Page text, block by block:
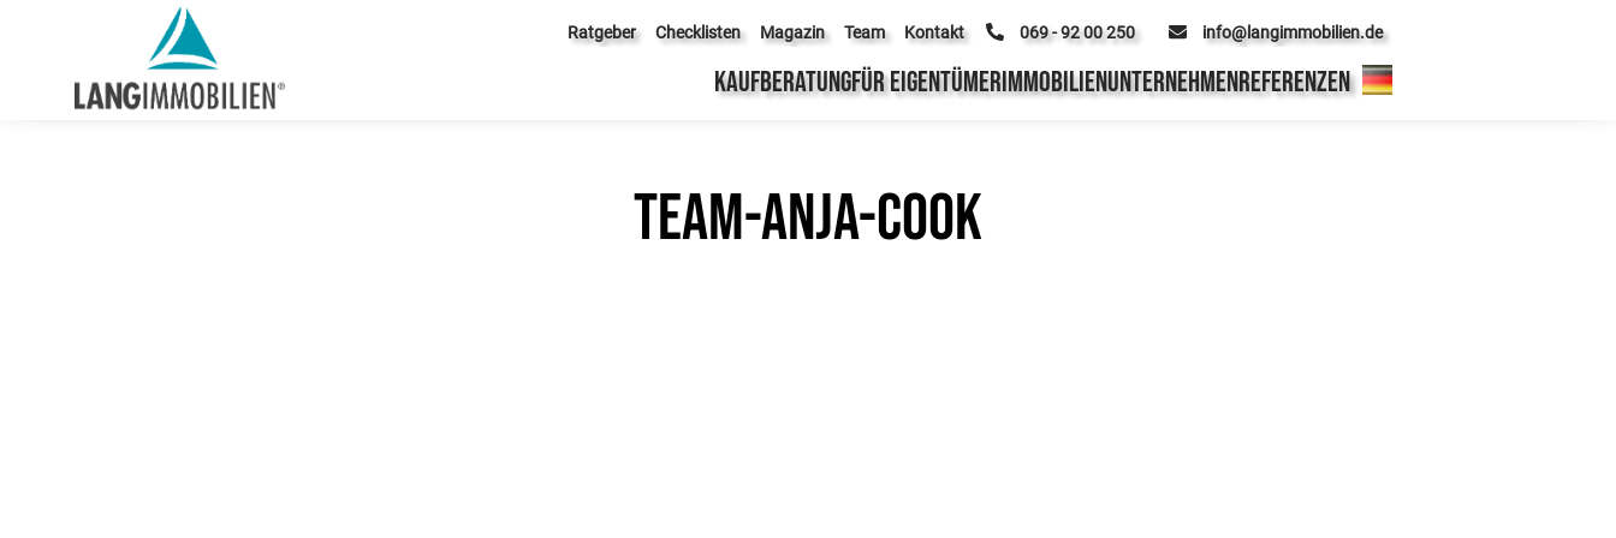
Ratgeber Checklisten Magazin Team Kontakt 069 - 92 00 250 info@langimmobilien.de
KAUFBERATUNGFÜR EIGENTÜMERIMMOBILIENUNTERNEHMENREFERENZEN
team-anja-cook